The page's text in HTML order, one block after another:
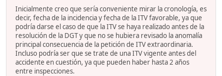
Inicialmente creo que sería conveniente mirar la cronología, es
decir, fecha de la incidencia y fecha de la ITV favorable, ya que
podría darse el caso de que la ITV se haya realizado antes de la
resolución de la DGT y que no se hubiera revisado la anomalía
principal consecuencia de la petición de ITV extraordinaria.
Incluso podría ser que se trate de una ITV vigente antes del
accidente en cuestión, ya que pueden haber hasta 2 años
entre inspecciones.